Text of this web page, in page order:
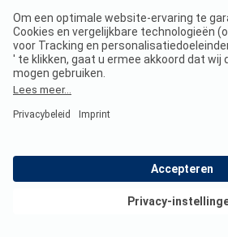
wellnesscentrum neem je een
sauna of een verkwikkende massage.
Op ontdekking in de Jura bij
Fayolan
heuvels, uitkijkposten met
kristalheldere meren, typische
watervallen. Ontdek deze prachtige
Bekijk deals